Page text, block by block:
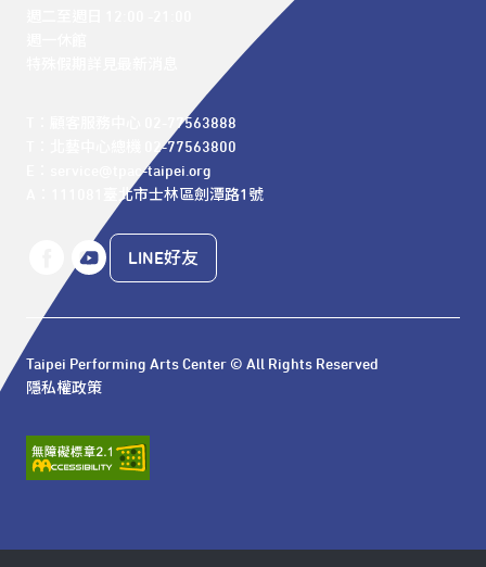
T：顧客服務中心 02-77563888
T：北藝中心總機 02-77563800
E：service@tpac-taipei.org
A：111081臺北市士林區劍潭路1號
LINE好友
Taipei Performing Arts Center © All Rights Reserved
隱私權政策